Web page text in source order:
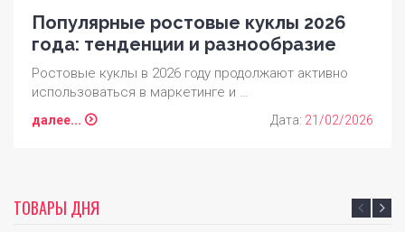
Популярные ростовые куклы 2026
года: тенденции и разнообразие
Ростовые куклы в 2026 году продолжают активно
использоваться в маркетинге и …
далее... Дата: 21/02/2026
ТОВАРЫ ДНЯ